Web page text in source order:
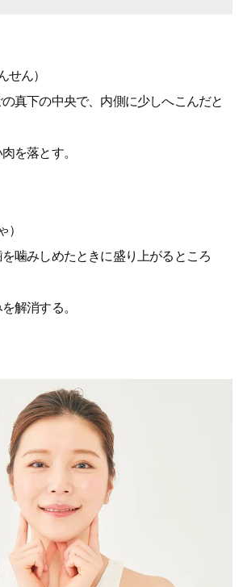
せん）
の真下の中央で、内側に少しへこんだと
を落とす。
）
を噛みしめたときに盛り上がるところ
解消する。